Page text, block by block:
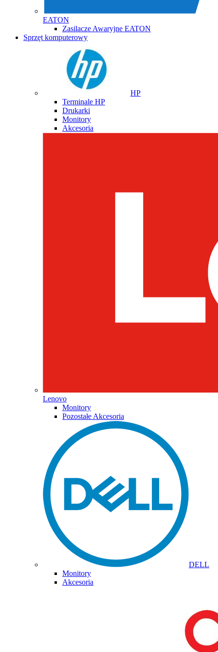
EATON
Zasilacze Awaryjne EATON
Sprzęt komputerowy
HP
Terminale HP
Drukarki
Monitory
Akcesoria
Lenovo
Monitory
Pozostałe Akcesoria
DELL
Monitory
Akcesoria